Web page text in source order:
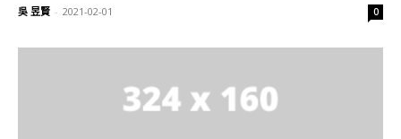
吳 昱賢 - 2021-02-01 0